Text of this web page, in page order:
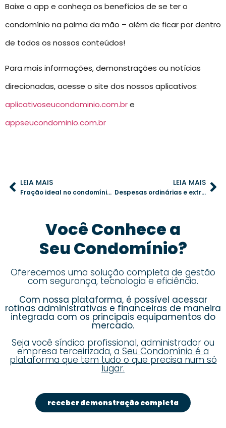
Baixe o app e conheça os benefícios de se ter o
condomínio na palma da mão – além de ficar por dentro
de todos os nossos conteúdos!
Para mais informações, demonstrações ou notícias
direcionadas, acesse o site dos nossos aplicativos:
aplicativoseucondominio.com.bre
appseucondominio.com.br
LEIA MAIS
Fração ideal no condomínio: entenda seu impacto nas finanças e no rateio de despesas
LEIA MAIS
Despesas ordinárias e extraordinárias: como planejar sem comprometer o orçamento
Você Conhece a
Seu Condomínio?
Oferecemos uma solução completa de gestão
com segurança, tecnologia e eficiência.
Com nossa plataforma, é possível acessar
rotinas administrativas e financeiras de maneira
integrada com os principais equipamentos do
mercado.
Seja você síndico profissional, administrador ou
empresa terceirizada, a Seu Condomínio é a
plataforma que tem tudo o que precisa num só
lugar.
receber demonstração completa